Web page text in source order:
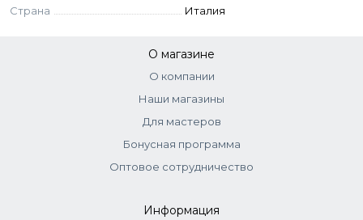
Страна
Италия
О магазине
О компании
Наши магазины
Для мастеров
Бонусная программа
Оптовое сотрудничество
Информация